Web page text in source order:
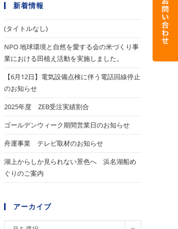
新着情報
(タイトルなし)
NPO 地球環境と自然を愛する会の米づくり事
業における田植え活動を実施しました。
【6月12日】電気設備点検に伴う電話回線停止
のお知らせ
2025年度 ZEB受注実績割合
ゴールデンウィーク期間営業日のお知らせ
舟運事業 テレビ取材のお知らせ
湖上からしか見られない景色へ 浜名湖船め
ぐりのご案内
アーカイブ